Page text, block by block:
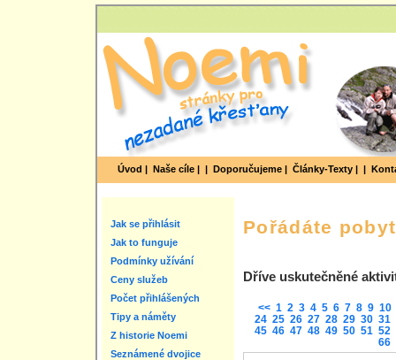
Úvod | Naše cíle | | Doporučujeme | Články-Texty | |
Jak se přihlásit
Jak to funguje
Podmínky užívání
Ceny služeb
Počet přihlášených
Tipy a náměty
Z historie Noemi
Seznámené dvojice
Pořádáte
Dříve uskutečněné
<< 1 2 3 4 5 6 7 8 9 10
24 25 26 27 28 29 30 31
45 46 47 48 49 50 51 52
66